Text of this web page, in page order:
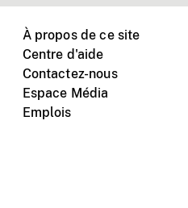
À propos de ce site
Centre d'aide
Contactez-nous
Espace Média
Emplois